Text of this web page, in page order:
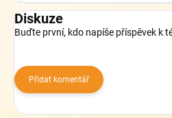
Diskuze
Buďte první, kdo napíše příspěvek k
Přidat komentář